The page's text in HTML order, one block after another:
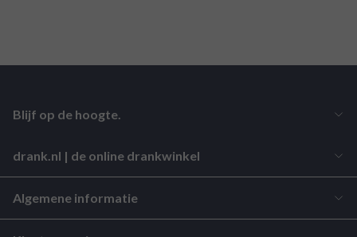
drank.nl | de online drankwinkel
Algemene informatie
Blijf op de hoogte.